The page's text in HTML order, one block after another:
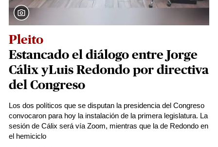
Pleito
Estancado el diálogo entre Jorge
Cálix yLuis Redondo por directiva
del Congreso
Los dos políticos que se disputan la presidencia del Congreso
convocaron para hoy la instalación de la primera legislatura. La
sesión de Cálix será vía Zoom, mientras que la de Redondo en
el hemiciclo